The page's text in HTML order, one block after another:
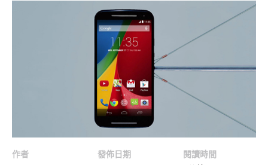
作者
發佈日期
閱讀時間